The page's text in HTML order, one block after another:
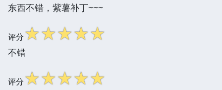
东西不错，紫薯补丁~~~
评分☆☆☆☆☆
不错
评分☆☆☆☆☆